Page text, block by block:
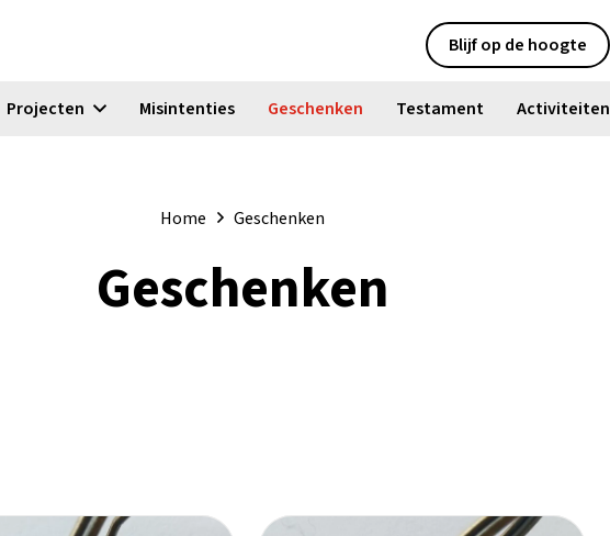
Blijf op de hoogte
Projecten Misintenties Geschenken Testament Activiteiten
Home Geschenken
Geschenken